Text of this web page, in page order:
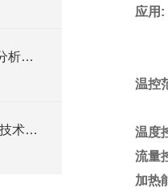
德国WOHLER便携式烟气分析仪 A550系列技术应用手册
Kniel可编程电源BUI30.1.5技术资料
应用:
温控
温度
流量
加热